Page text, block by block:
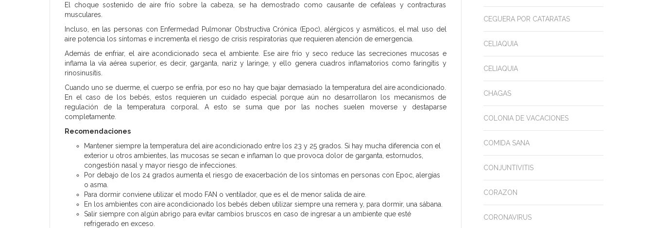
El choque sostenido de aire frío sobre la cabeza, se ha demostrado como causante de cefaleas y contracturas
musculares.
Incluso, en las personas con Enfermedad Pulmonar Obstructiva Crónica (Epoc), alérgicos y asmáticos, el mal uso del
aire potencia los síntomas e incrementa el riesgo de crisis respiratorias que requieren atención de emergencia.
Además de enfriar, el aire acondicionado seca el ambiente. Ese aire frío y seco reduce las secreciones mucosas e
inflama la vía aérea superior, es decir, garganta, nariz y laringe, y ello genera cuadros inflamatorios como faringitis y
rinosinusitis.
Cuando uno se duerme, el cuerpo se enfría, por eso no hay que bajar demasiado la temperatura del aire acondicionado.
En el caso de los bebés, estos requieren un cuidado especial porque aún no desarrollaron los mecanismos de
regulación de la temperatura corporal. A esto se suma que por las noches suelen moverse y destaparse
completamente.
Recomendaciones
Mantener siempre la temperatura del aire acondicionado entre los 23 y 25 grados. Si hay mucha diferencia con el
exterior u otros ambientes, las mucosas se secan e inflaman lo que provoca dolor de garganta, estornudos,
congestión nasal y mayor riesgo de infecciones.
Por debajo de los 24 grados aumenta el riesgo de exacerbación de los síntomas en personas con Epoc, alergias
o asma.
Para dormir conviene utilizar el modo FAN o ventilador, que es el de menor salida de aire.
En los ambientes con aire acondicionado los bebés deben utilizar siempre una remera y, para dormir, una sábana.
Salir siempre con algún abrigo para evitar cambios bruscos en caso de ingresar a un ambiente que esté
refrigerado en exceso.
CEGUERA POR CATARATAS
CELIAQUIA
CELIAQUIA
CHAGAS
COLONIA DE VACACIONES
COMIDA SANA
CONJUNTIVITIS
CORAZON
CORONAVIRUS